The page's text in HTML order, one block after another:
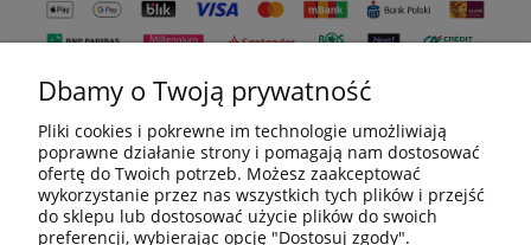
MOJE KONTO
Dbamy o Twoją prywatność
Pliki cookies i pokrewne im technologie umożliwiają
poprawne działanie strony i pomagają nam dostosować
ofertę do Twoich potrzeb. Możesz zaakceptować
wykorzystanie przez nas wszystkich tych plików i przejść
do sklepu lub dostosować użycie plików do swoich
preferencji, wybierając opcję "Dostosuj zgody".